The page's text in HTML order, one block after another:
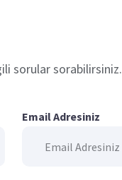
sorular sorabilirsiniz.
Email Adresiniz